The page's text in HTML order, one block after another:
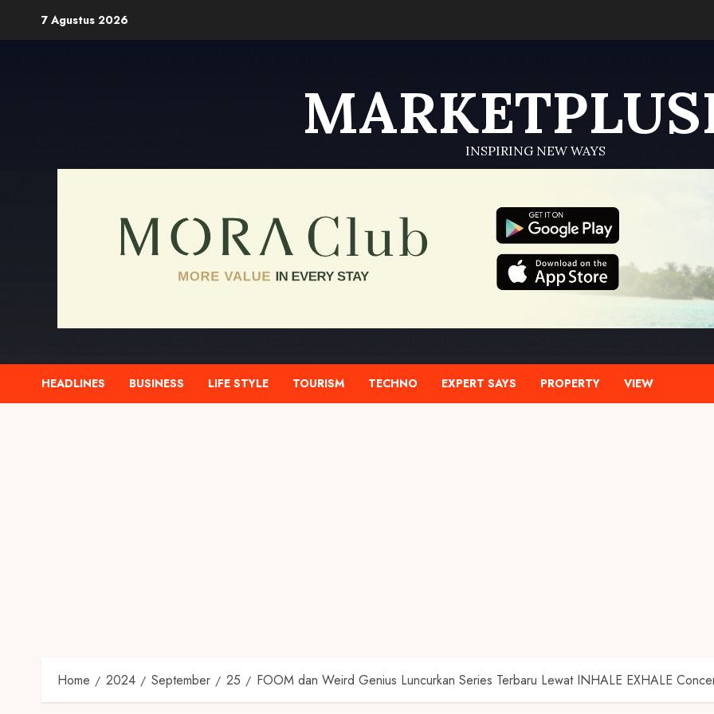
7 Agustus 2026
INSPIRING NEW WAYS
HEADLINES BUSINESS LIFE STYLE TOURISM TECHNO EXPERT SAYS PROPERTY VIEW
Home 2024 September 25 FOOM dan Weird Genius Luncurkan Series Terbaru Lewat INHALE EXHALE